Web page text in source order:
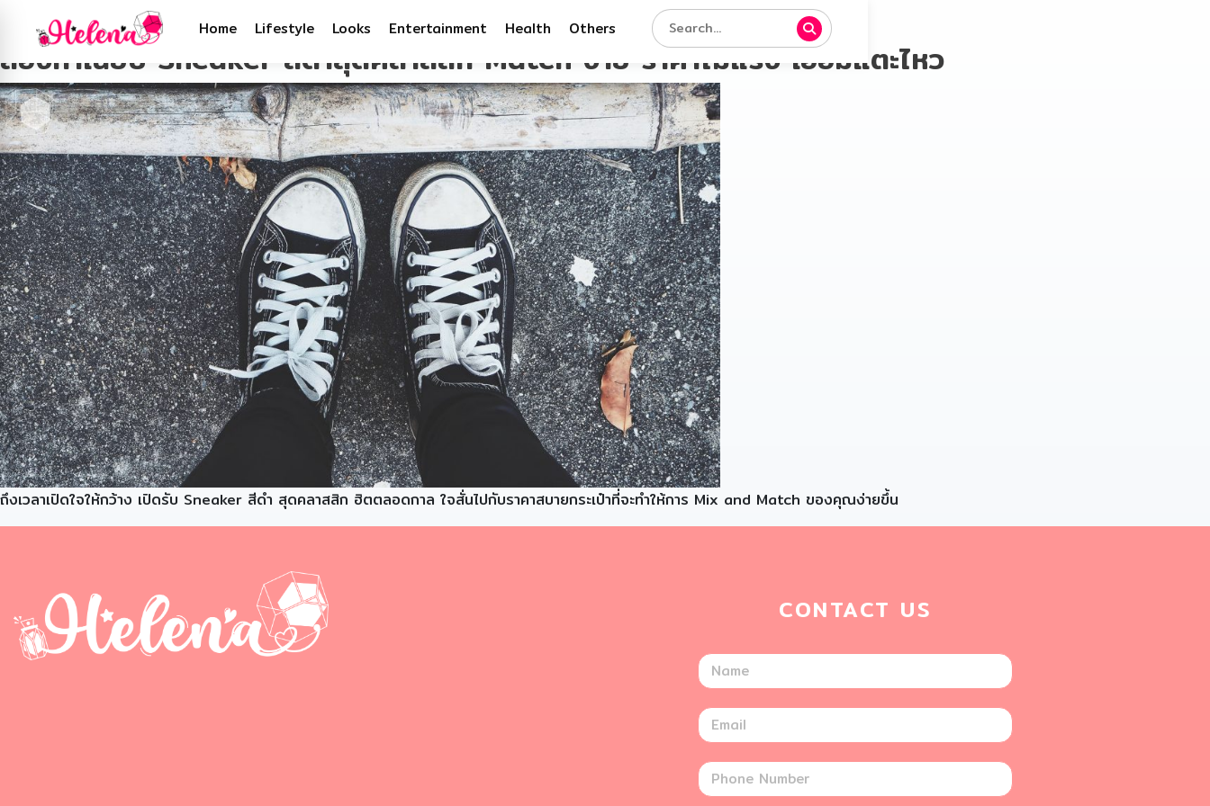
Home Lifestyle Looks Entertainment Health Others
Tag:Sneaker
ส่องทำเนียบ Sneaker สีดำสุดคลาสสิก Match ง่าย ราคาไม่แรง เอื้อมแตะไหว
ถึงเวลาเปิดใจให้กว้าง เปิดรับ Sneaker สีดำ สุดคลาสสิก ฮิตตลอดกาล ใจสั่นไปกับราคาสบายกระเป๋าที่จะทำให้การ Mix and Match ของคุณง่ายขึ้น
CONTACT US